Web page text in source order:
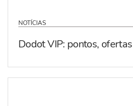
NOTÍCIAS
Dodot VIP: pontos,